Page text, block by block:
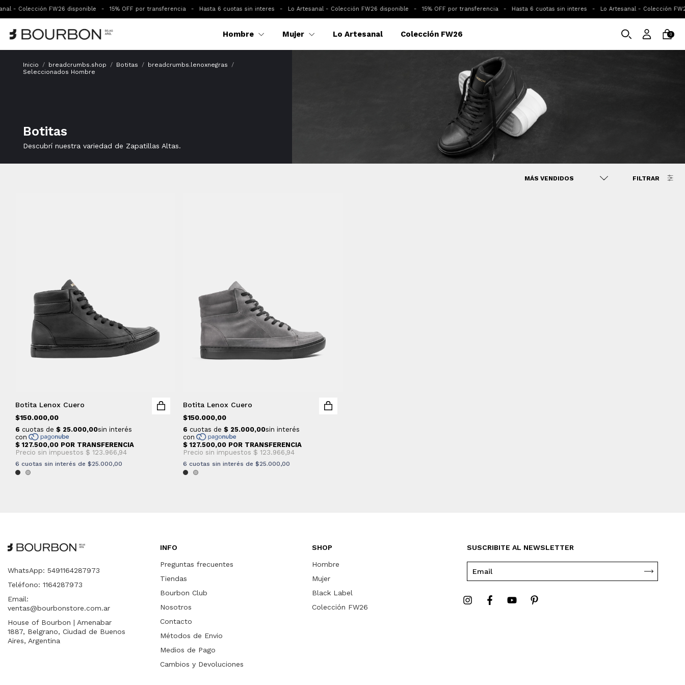
- Colección FW26 disponible - 15% OFF por transferencia - Hasta 6 cuotas sin interes - Lo Artesanal - Colección FW26 disponible - 15% OFF por transferencia - Hasta 6 cuotas sin interes - Lo Artesanal - Colección FW26
Hombre Mujer Lo Artesanal Colección FW26 0
Inicio / breadcrumbs.shop / Botitas / breadcrumbs.lenoxnegras /
Seleccionados Hombre
Botitas
Descubrí nuestra variedad de Zapatillas Altas.
FILTRAR
Botita Lenox Cuero
$150.000,00
6 cuotas sin interés de $25.000,00
Botita Lenox Cuero
$150.000,00
6 cuotas sin interés de $25.000,00
WhatsApp: 5491164287973
Teléfono: 1164287973
Email:
ventas@bourbonstore.com.ar
House of Bourbon | Amenabar
1887, Belgrano, Ciudad de Buenos
Aires, Argentina
INFO
Preguntas frecuentes
Tiendas
Bourbon Club
Nosotros
Contacto
Métodos de Envio
Medios de Pago
Cambios y Devoluciones
SHOP
Hombre
Mujer
Black Label
Colección FW26
SUSCRIBITE AL NEWSLETTER